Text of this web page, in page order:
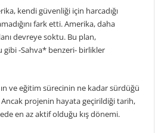
kendi güvenliği için harcadığı
fark etti. Amerika, daha
devreye soktu. Bu plan,
-Sahva* benzeri- birlikler
ve eğitim sürecinin ne kadar sürdüğü
projenin hayata geçirildiği tarih,
en az aktif olduğu kış dönemi.